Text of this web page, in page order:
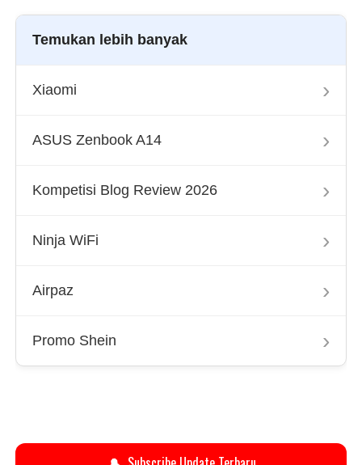
Temukan lebih banyak
Xiaomi ›
ASUS Zenbook A14 ›
Kompetisi Blog Review 2026 ›
Ninja WiFi ›
Airpaz ›
Promo Shein ›